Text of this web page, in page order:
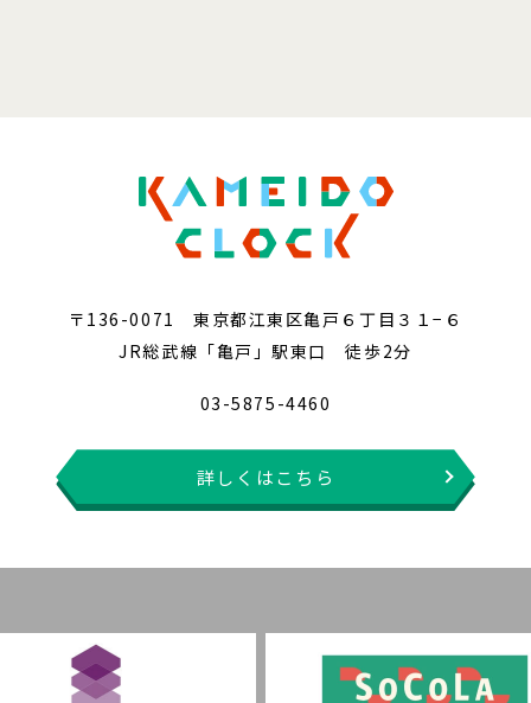
〒136-0071 東京都江東区亀戸６丁目３１−６
JR総武線「亀戸」駅東口 徒歩2分
03-5875-4460
詳しくはこちら